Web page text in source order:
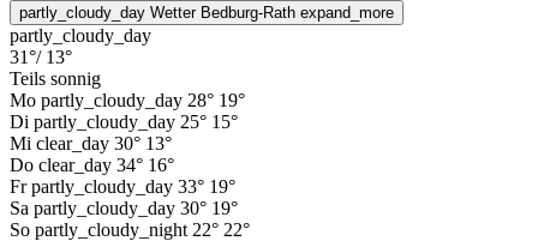
partly_cloudy_day Wetter Bedburg-Rath expand_more
partly_cloudy_day
31°/ 13°
Teils sonnig
Mo partly_cloudy_day 28° 19°
Di partly_cloudy_day 25° 15°
Mi clear_day 30° 13°
Do clear_day 34° 16°
Fr partly_cloudy_day 33° 19°
Sa partly_cloudy_day 30° 19°
So partly_cloudy_night 22° 22°